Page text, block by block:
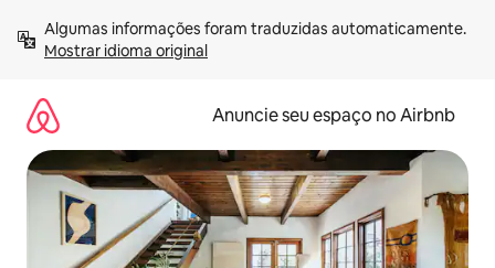
para
Mostrar idioma original
Anuncie seu espaço no Airbnb